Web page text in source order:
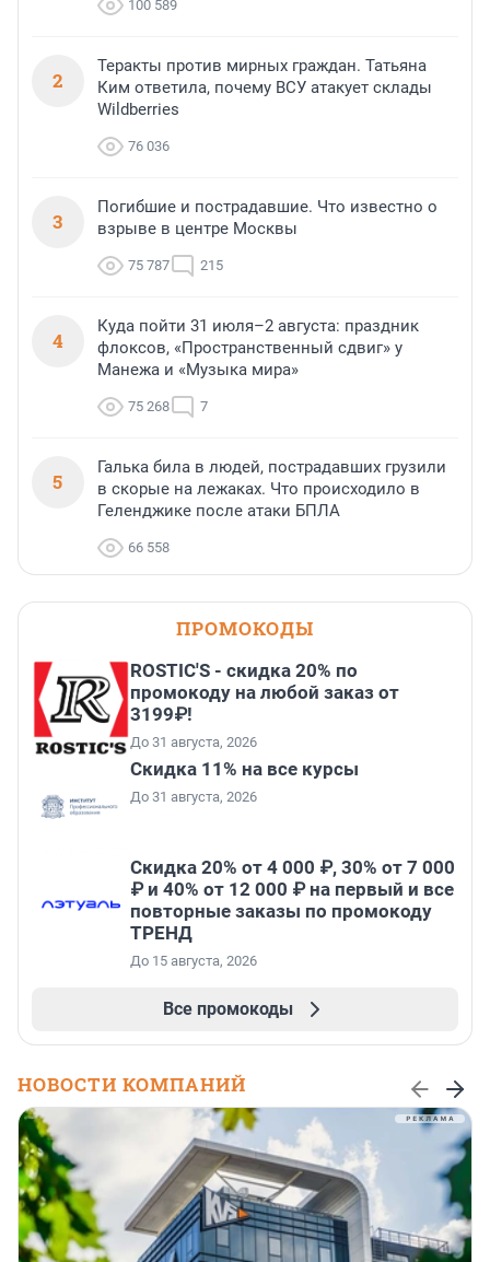
100 589
2
Теракты против мирных граждан. Татьяна
Ким ответила, почему ВСУ атакует склады
Wildberries
76 036
3
Погибшие и пострадавшие. Что известно о
взрыве в центре Москвы
75 787 215
4
Куда пойти 31 июля–2 августа: праздник
флоксов, «Пространственный сдвиг» у
Манежа и «Музыка мира»
75 268 7
5
Галька била в людей, пострадавших грузили
в скорые на лежаках. Что происходило в
Геленджике после атаки БПЛА
66 558
ПРОМОКОДЫ
ROSTIC'S - скидка 20% по
промокоду на любой заказ от
3199₽!
До 31 августа, 2026
Скидка 11% на все курсы
До 31 августа, 2026
Скидка 20% от 4 000 ₽, 30% от 7 000
₽ и 40% от 12 000 ₽ на первый и все
повторные заказы по промокоду
ТРЕНД
До 15 августа, 2026
Все промокоды
НОВОСТИ КОМПАНИЙ